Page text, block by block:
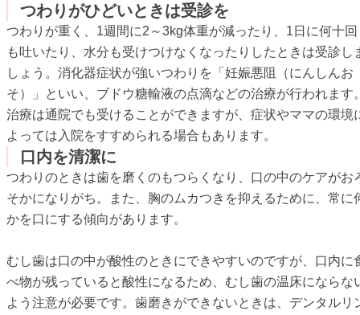
つわりがひどいときは受診を
つわりが重く、1週間に2～3kg体重が減ったり、1日に何十回
も吐いたり、水分も受けつけなくなったりしたときは受診し
しょう。消化器症状が強いつわりを「妊娠悪阻（にんしんお
そ）」といい、ブドウ糖輸液の点滴などの治療が行われます
治療は通院でも受けることができますが、症状やママの環境
よっては入院をすすめられる場合もあります。
口内を清潔に
つわりのときは歯を磨くのもつらくなり、口の中のケアがお
そかになりがち。また、胸のムカつきを抑えるために、常に
かを口にする傾向があります。
むし歯は口の中が酸性のときにできやすいのですが、口内に
べ物が残っていると酸性になるため、むし歯の温床にならな
よう注意が必要です。歯磨きができないときは、デンタルリ